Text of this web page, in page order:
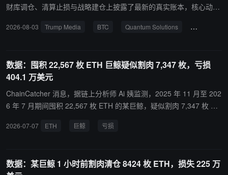
财库调仓、清算止损与战略建仓上披露了最新的真实账本，核心动态
dia (NASDAQ: $DJT) 于周六（8 月 1 日）将其持有的 2,628 枚 BTC
已累计卖出 7,281 枚 BTC（均价约 $74,860），实现亏损 3.18 亿美
元；目前仍持有 4,261 枚 BTC（浮亏 2.37 亿美元），总体累计亏损/
浮亏高到 5.55 亿美元。 Quantum Solutions 抛售 1,000 枚 ETH 资
助 AI 数据中心： 东证上市公司 Quantum Solutions (TYO: 2338) 于
万美元用于资助 AI 数据中心业务，预计确认约 10 万美元亏损。连同
6% 的初始持仓。 日本上市公司 Eole 购入 HYPE 打造加密银行： 日
2026-08-03 Trump Media BTC Quantum Solutions ETH
数据：囤积 22,567 枚 ETH 巨鲸疑似割肉 7,347 枚，亏损
404.1 万美元
ChainCatcher 消息，据链上分析师 Ai 姨监测，2025 年 11 月至 202
6 年 7 月期间囤积 22,567 枚 ETH 的某巨鲸，疑似割肉 7,347 枚 ET
元的 ETH，自今年 4 月起陆续向 FalconX 充值 8,947 枚 ETH，最近
2026-07-07 ETH 巨鲸 亏损
数据：某巨鲸 1 小时前割肉清仓 8424 枚 ETH，损失 225 万